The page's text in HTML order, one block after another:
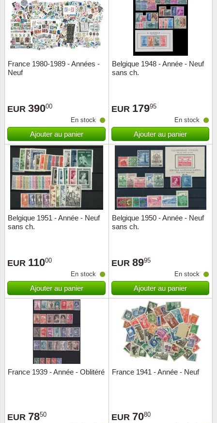
France 1980-1989 - Années -
Neuf
EUR 39000
En stock
Ajouter au panier
Belgique 1948 - Année - Neuf
sans ch.
EUR 17995
En stock
Ajouter au panier
Belgique 1951 - Année - Neuf
sans ch.
EUR 11000
En stock
Ajouter au panier
Belgique 1950 - Année - Neuf
sans ch.
EUR 8995
En stock
Ajouter au panier
France 1939 - Année - Oblitéré
EUR 7850
France 1941 - Année - Neuf
EUR 7080
Love
Année
Chypre
Fleurs
Grèce